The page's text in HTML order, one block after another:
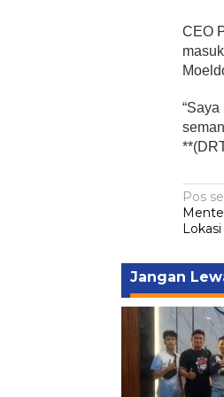
CEO
Pos
Jangan